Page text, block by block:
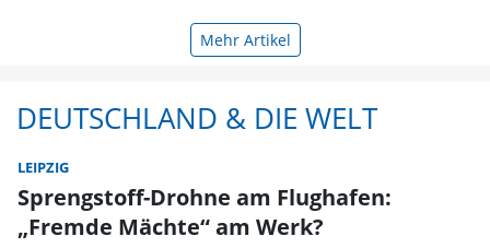
Mehr Artikel
DEUTSCHLAND & DIE WELT
LEIPZIG
Sprengstoff-Drohne am Flughafen:
„Fremde Mächte“ am Werk?